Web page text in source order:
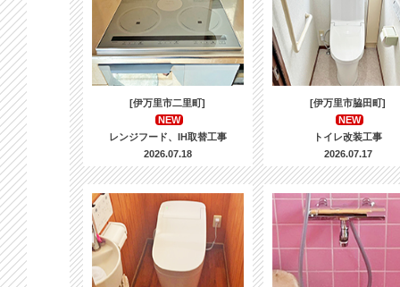
[伊万里市二里町]
NEW
レンジフード、IH取替工事
2026.07.18
[伊万里市脇田町]
NEW
トイレ改装工事
2026.07.17